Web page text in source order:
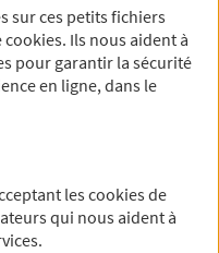
vous concernant. Pour
sur ces petits fichiers
cookies. Ils nous aident à
pour garantir la sécurité
en ligne, dans le
lescookiesde
qui nous aident à